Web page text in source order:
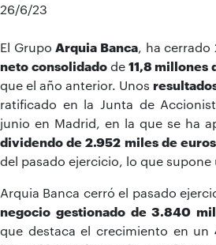
26/6/23
El Grupo Arquia Banca , ha
neto consolidado de11,8 millones
que el año anterior. Unos
ratificado en la Junta de
junio en Madrid, en la que se ha
dividendo de 2.952 miles de euros
del pasado ejercicio, lo que supone
Arquia Banca cerró el pasado
negocio gestionado de3.840
que destaca el crecimiento en un